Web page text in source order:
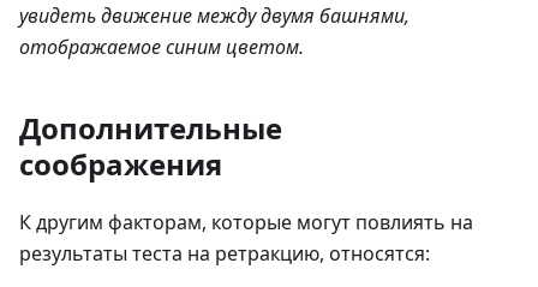
увидеть движение между двумя башнями,
отображаемое синим цветом.
Дополнительные
соображения
К другим факторам, которые могут повлиять на
результаты теста на ретракцию, относятся: